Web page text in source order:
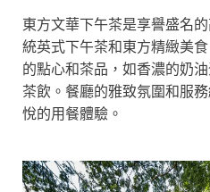
東方文華下午茶是享譽盛名
統英式下午茶和東方精緻美
的點心和茶品，如香濃的奶
茶飲。餐廳的雅致氛圍和服
悅的用餐體驗。